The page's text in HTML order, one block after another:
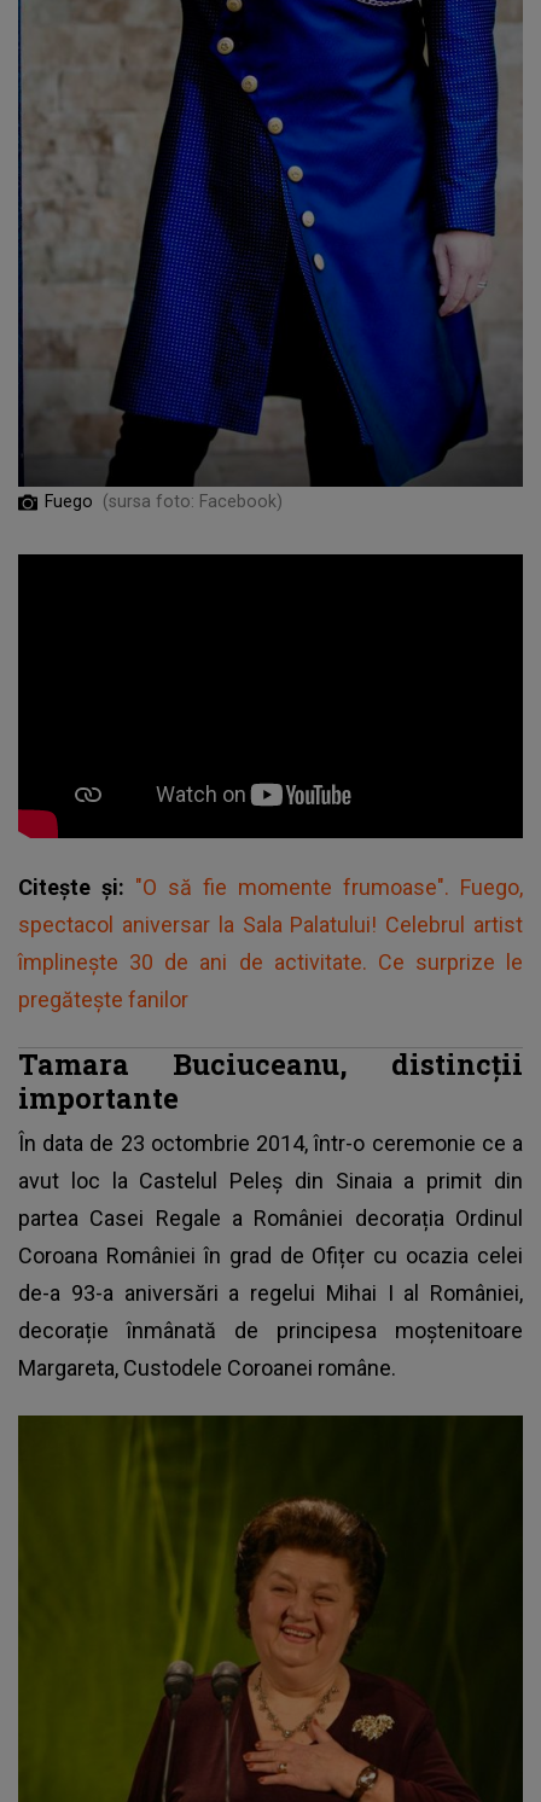
Fuego (sursa foto: Facebook)
Citește și: "O să fie momente frumoase". Fuego,
spectacol aniversar la Sala Palatului! Celebrul artist
împlinește 30 de ani de activitate. Ce surprize le
pregătește fanilor
Tamara Buciuceanu, distincții
importante
În data de 23 octombrie 2014, într-o ceremonie ce a
avut loc la Castelul Peleș din Sinaia a primit din
partea Casei Regale a României decorația Ordinul
Coroana României în grad de Ofițer cu ocazia celei
de-a 93-a aniversări a regelui Mihai I al României,
decorație înmânată de principesa moștenitoare
Margareta, Custodele Coroanei române.